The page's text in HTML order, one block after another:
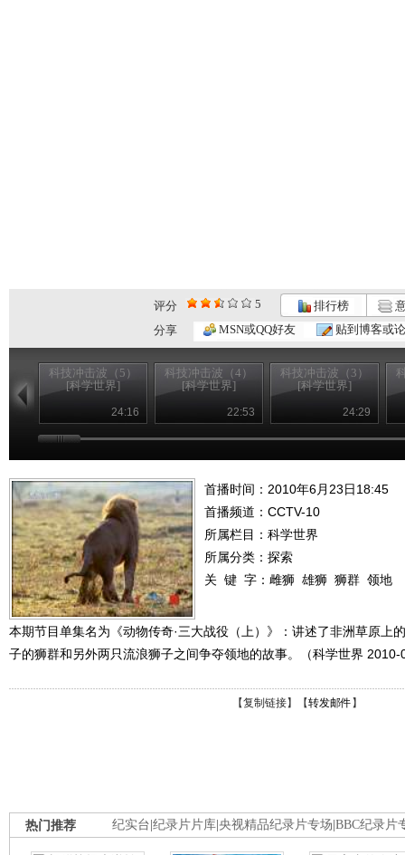
评分 5 排行榜
分享
MSN或QQ好友 贴到博客或
科技冲击波（5）
[科学世界]
24:16
科技冲击波（4）
[科学世界]
22:53
科技冲击波（3）
[科学世界]
24:29
首播时间：2010年6月23日18:45
首播频道： CCTV-10
所属栏目： 科学世界
所属分类：探索
关 键 字： 雌狮 雄狮 狮群 领地
本期节目单集名为《动物传奇·三大战役（上）》：讲述了非洲草原上
子的狮群和另外两只流浪狮子之间争夺领地的故事。（科学世界 2010-
【复制链接】【转发邮件 】
纪实台 纪录片片库 央视精品纪录片专场 BBC纪录片
热门推荐